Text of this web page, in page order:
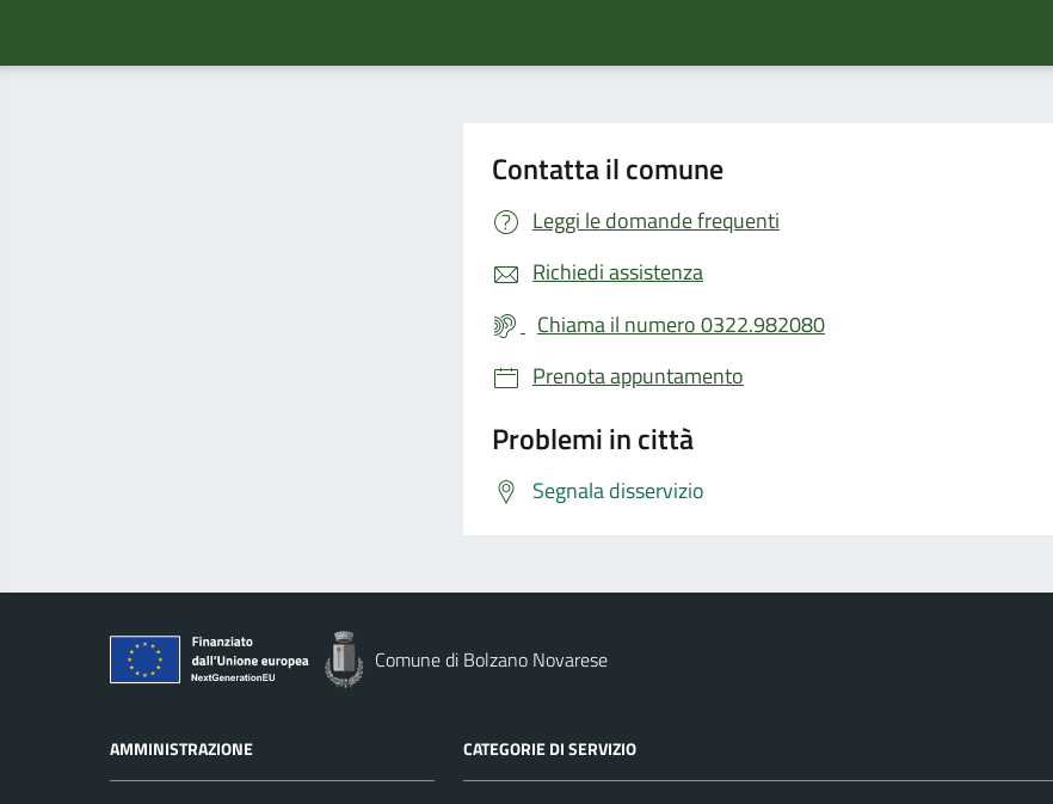
Contatta il comune
Leggi le domande frequenti
Richiedi assistenza
Chiama il numero 0322.982080
Prenota appuntamento
Problemi in città
Segnala disservizio
Comune di Bolzano Novarese
AMMINISTRAZIONE CATEGORIE DI SERVIZIO